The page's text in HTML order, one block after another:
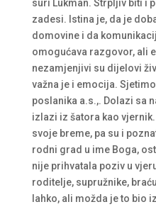
suri Lukman. Strpljiv biti i
zadesi. Istina je, da je
domovine i da
omogućava razgovor, ali
nezamjenjivi su dijelovi
važna je i emocija.
poslanika a.s.,. Dolazi sa
izlazi iz šatora kao
svoje breme, pa su i
rodni grad u ime Boga,
nije prihvatala poziv u
roditelje, supružnike,
lahko, ali možda je to bio